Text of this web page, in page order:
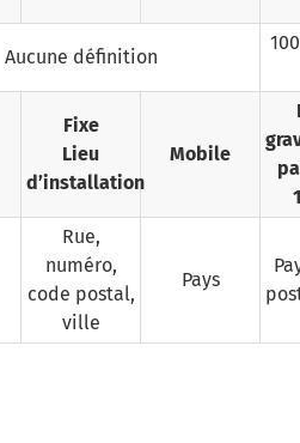
Aucune définition
Fixe
Lieu
d’installation
Mobile
Rue,
numéro,
code postal,
ville
Pays